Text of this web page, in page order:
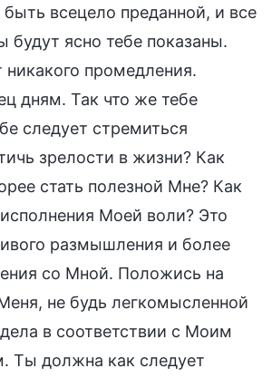
всецело преданной, и все
будут ясно тебе показаны.
никакого промедления.
дням. Так что же тебе
следует стремиться
зрелости в жизни? Как
стать полезной Мне? Как
Моей воли? Это
размышления и более
со Мной. Положись на
не будь легкомысленной
в соответствии с Моим
Ты должна как следует